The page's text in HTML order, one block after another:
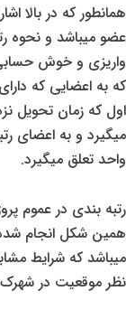
عضو میباشد و نحوه
واریزی و خوش
اول که زمان تحویل
واحد تعلق میگیرد.
رتبه بندی در عموم
همین شکل انجام
میباشد که شرایط
نظر موقعیت در